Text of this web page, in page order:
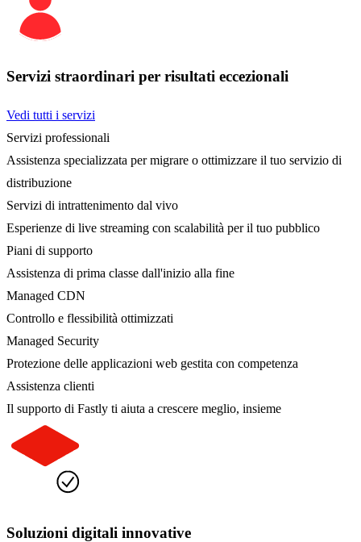
Servizi straordinari per risultati eccezionali
Vedi tutti i servizi
Servizi professionali
Assistenza specializzata per migrare o ottimizzare il tuo servizio di
distribuzione
Servizi di intrattenimento dal vivo
Esperienze di live streaming con scalabilità per il tuo pubblico
Piani di supporto
Assistenza di prima classe dall'inizio alla fine
Managed CDN
Controllo e flessibilità ottimizzati
Managed Security
Protezione delle applicazioni web gestita con competenza
Assistenza clienti
Il supporto di Fastly ti aiuta a crescere meglio, insieme
Soluzioni digitali innovative